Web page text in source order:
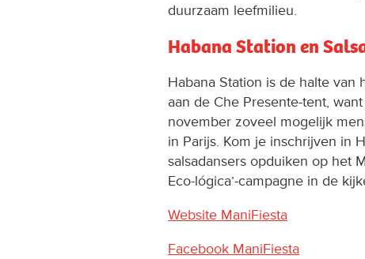
duurzaam leefmilieu.
Habana Station en
Habana Station is de halte van
aan de Che Presente-tent,
november zoveel mogelijk
in Parijs. Kom je inschrijven in
salsadansers opduiken op het
Eco-lógica’-campagne in de
Website ManiFiesta
Facebook ManiFiesta